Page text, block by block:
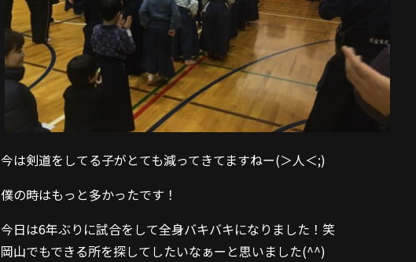
今は剣道をしてる子がとても減ってきてますねー(＞人＜;)
僕の時はもっと多かったです！
今日は6年ぶりに試合をして全身バキバキになりました！笑
岡山でもできる所を探してしたいなぁーと思いました(^^)